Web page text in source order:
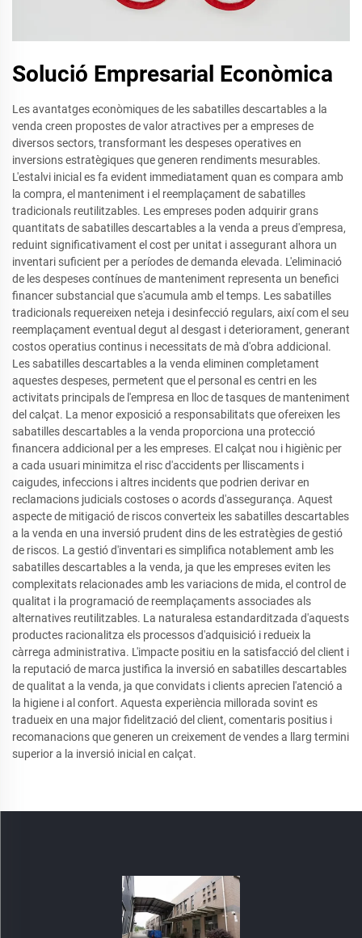
Solució Empresarial Econòmica
Les avantatges econòmiques de les sabatilles descartables a la
venda creen propostes de valor atractives per a empreses de
diversos sectors, transformant les despeses operatives en
inversions estratègiques que generen rendiments mesurables.
L'estalvi inicial es fa evident immediatament quan es compara amb
la compra, el manteniment i el reemplaçament de sabatilles
tradicionals reutilitzables. Les empreses poden adquirir grans
quantitats de sabatilles descartables a la venda a preus d'empresa,
reduint significativament el cost per unitat i assegurant alhora un
inventari suficient per a períodes de demanda elevada. L'eliminació
de les despeses contínues de manteniment representa un benefici
financer substancial que s'acumula amb el temps. Les sabatilles
tradicionals requereixen neteja i desinfecció regulars, així com el seu
reemplaçament eventual degut al desgast i deteriorament, generant
costos operatius continus i necessitats de mà d'obra addicional.
Les sabatilles descartables a la venda eliminen completament
aquestes despeses, permetent que el personal es centri en les
activitats principals de l'empresa en lloc de tasques de manteniment
del calçat. La menor exposició a responsabilitats que ofereixen les
sabatilles descartables a la venda proporciona una protecció
financera addicional per a les empreses. El calçat nou i higiènic per
a cada usuari minimitza el risc d'accidents per lliscaments i
caigudes, infeccions i altres incidents que podrien derivar en
reclamacions judicials costoses o acords d'assegurança. Aquest
aspecte de mitigació de riscos converteix les sabatilles descartables
a la venda en una inversió prudent dins de les estratègies de gestió
de riscos. La gestió d'inventari es simplifica notablement amb les
sabatilles descartables a la venda, ja que les empreses eviten les
complexitats relacionades amb les variacions de mida, el control de
qualitat i la programació de reemplaçaments associades als
alternatives reutilitzables. La naturalesa estandarditzada d'aquests
productes racionalitza els processos d'adquisició i redueix la
càrrega administrativa. L'impacte positiu en la satisfacció del client i
la reputació de marca justifica la inversió en sabatilles descartables
de qualitat a la venda, ja que convidats i clients aprecien l'atenció a
la higiene i al confort. Aquesta experiència millorada sovint es
tradueix en una major fidelització del client, comentaris positius i
recomanacions que generen un creixement de vendes a llarg termini
superior a la inversió inicial en calçat.